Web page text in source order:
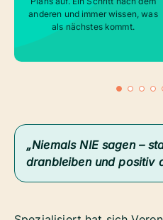
anderen und immer wissen, was
als nächstes kommt.
„Niemals NIE sagen –
dranbleiben und positiv